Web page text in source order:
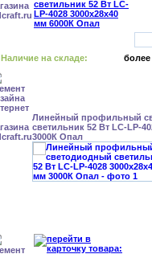
Наличие на складе: более
Линейный профильный
светильник 52 Вт LC-LP-
3000К Опал